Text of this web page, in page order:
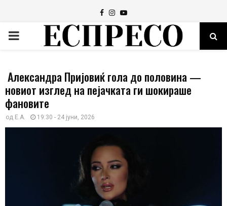
Facebook
Instagram
Youtube
PRIMARY
Александра Пријовиќ гола до половина —
новиот изглед на пејачката ги шокираше
фановите
од Е.А. 19:30 - 24 јуни, 2026